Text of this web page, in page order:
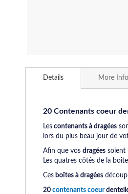
to
gallery
Details
20 Contenants coeur
Les contenants à dragées
lors du plus beau jour de
Afin que vos dragées soient
Les quatres côtés de la
Ces boîtes à dragées
20 contenants coeur
More